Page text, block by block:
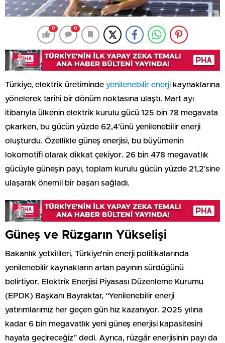
0 0
Türkiye, elektrik üretiminde yenilenebilir enerji kaynaklarına
yönelerek tarihi bir dönüm noktasına ulaştı. Mart ayı
itibarıyla ülkenin elektrik kurulu gücü 125 bin 78 megavata
çıkarken, bu gücün yüzde 62,4’ünü yenilenebilir enerji
oluşturdu. Özellikle güneş enerjisi, bu büyümenin
lokomotifi olarak dikkat çekiyor. 26 bin 478 megavatlık
gücüyle güneşin payı, toplam kurulu gücün yüzde 21,2’sine
ulaşarak önemli bir başarı sağladı.
Güneş ve Rüzgarın Yükselişi
Bakanlık yetkilileri, Türkiye’nin enerji politikalarında
yenilenebilir kaynakların artan payının sürdüğünü
belirtiyor. Elektrik Enerjisi Piyasası Düzenleme Kurumu
(EPDK) Başkanı Bayraktar, “Yenilenebilir enerji
yatırımlarımız her geçen gün hız kazanıyor. 2025 yılına
kadar 6 bin megavatlık yeni güneş enerjisi kapasitesini
hayata geçireceğiz” dedi. Ayrıca, rüzgâr enerjisinin payı da